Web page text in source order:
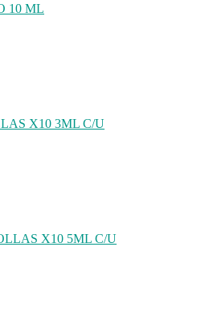
10 ML
X10 3ML C/U
X10 5ML C/U